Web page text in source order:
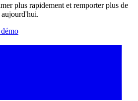
plus rapidement et remporter plus de
aujourd'hui.